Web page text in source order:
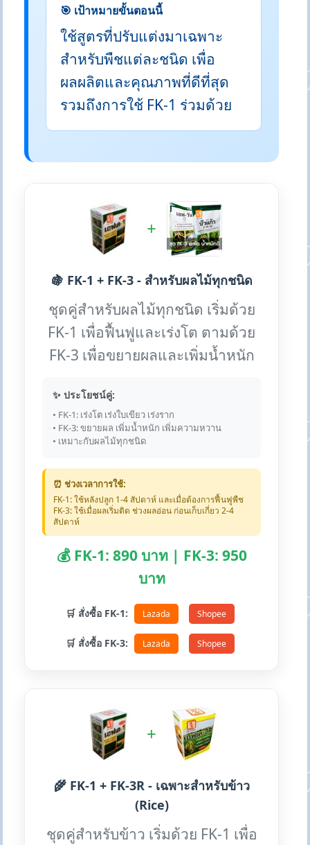
🎯 เป้าหมายขั้นตอนนี้
ใช้สูตรที่ปรับแต่งมาเฉพาะ
สำหรับพืชแต่ละชนิด เพื่อ
ผลผลิตและคุณภาพที่ดีที่สุด
รวมถึงการใช้ FK-1 ร่วมด้วย
+
🍇 FK-1 + FK-3 - สำหรับผลไม้ทุกชนิด
ชุดคู่สำหรับผลไม้ทุกชนิด เริ่มด้วย
FK-1 เพื่อฟื้นฟูและเร่งโต ตามด้วย
FK-3 เพื่อขยายผลและเพิ่มน้ำหนัก
✨ ประโยชน์คู่:
• FK-1: เร่งโต เร่งใบเขียว เร่งราก
• FK-3: ขยายผล เพิ่มน้ำหนัก เพิ่มความหวาน
• เหมาะกับผลไม้ทุกชนิด
⏰ ช่วงเวลาการใช้:
FK-1: ใช้หลังปลูก 1-4 สัปดาห์ และเมื่อต้องการฟื้นฟูพืช
FK-3: ใช้เมื่อผลเริ่มติด ช่วงผลอ่อน ก่อนเก็บเกี่ยว 2-4
สัปดาห์
💰 FK-1: 890 บาท | FK-3: 950
บาท
🛒 สั่งซื้อ FK-1: Lazada Shopee
🛒 สั่งซื้อ FK-3: Lazada Shopee
+
🌾 FK-1 + FK-3R - เฉพาะสำหรับข้าว
(Rice)
ชุดคู่สำหรับข้าว เริ่มด้วย FK-1 เพื่อ